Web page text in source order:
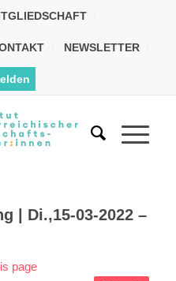
NEWSLETTER
| Di.,15-03-2022 –
page